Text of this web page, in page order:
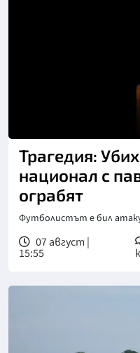
Трагедия:
национал с
ограбят
Футболистът е бил
07 август |
15:55